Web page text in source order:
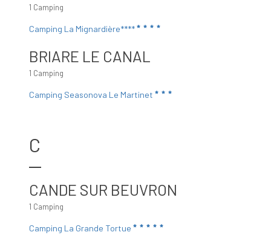
1 Camping
Camping La Mignardière****
BRIARE LE CANAL
1 Camping
Camping Seasonova Le Martinet
C
CANDE SUR BEUVRON
1 Camping
Camping La Grande Tortue